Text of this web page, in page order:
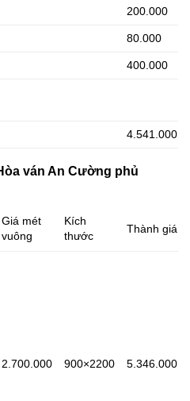
200.000
80.000
400.000
4.541.000
ván An Cường phủ
Giá mét
vuông
Kích
thước
Thành giá
2.700.000 900×2200 5.346.000